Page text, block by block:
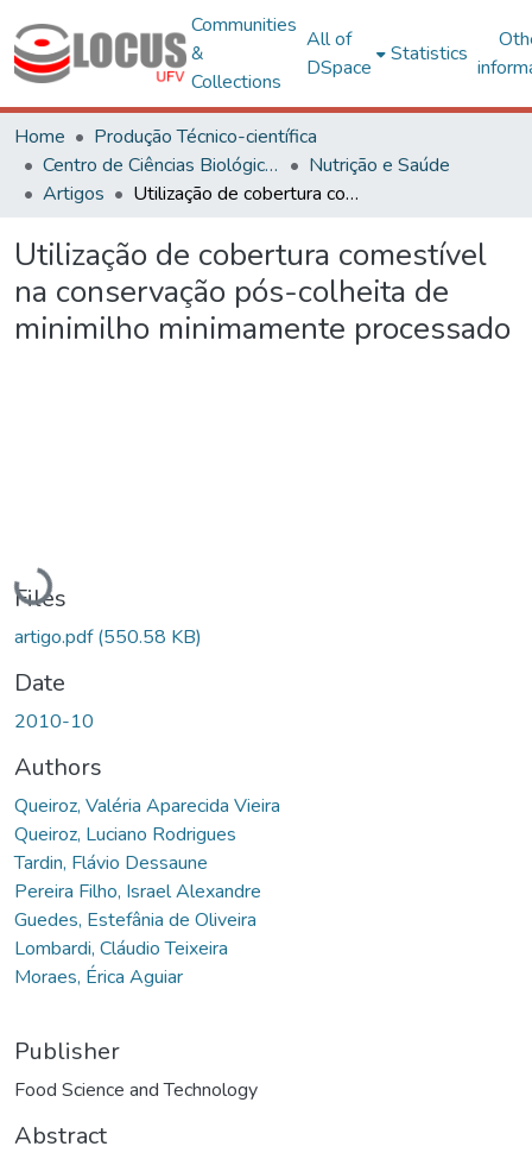
Communities
&
Collections
All of
DSpace
Statistics
Home
Produção Técnico-científica
Centro de Ciências Biológicas e da Saúde
Nutrição e Saúde
Artigos
Utilização de cobertura comestível na conservação pós-colheita de minimilho minimamente processado
Utilização de cobertura comestível
na conservação pós-colheita de
minimilho minimamente processado
Loading...
Files
artigo.pdf(550.58 KB)
Date
2010-10
Authors
Queiroz, Valéria Aparecida Vieira
Queiroz, Luciano Rodrigues
Tardin, Flávio Dessaune
Pereira Filho, Israel Alexandre
Guedes, Estefânia de Oliveira
Lombardi, Cláudio Teixeira
Moraes, Érica Aguiar
Publisher
Food Science and Technology
Abstract